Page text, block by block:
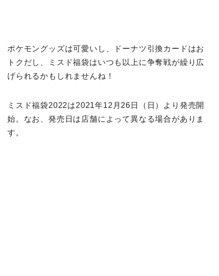
ポケモングッズは可愛いし、ドーナツ引換カードはお
トクだし、ミスド福袋はいつも以上に争奪戦が繰り広
げられるかもしれませんね！
ミスド福袋2022は2021年12月26日（日）より発売開
始。なお、発売日は店舗によって異なる場合がありま
す。